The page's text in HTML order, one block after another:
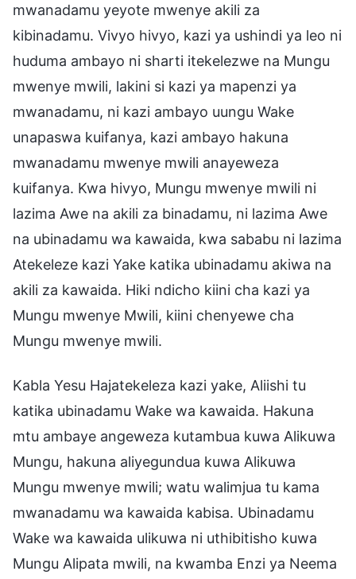
mwanadamu yeyote mwenye akili za
kibinadamu. Vivyo hivyo, kazi ya ushindi ya leo ni
huduma ambayo ni sharti itekelezwe na Mungu
mwenye mwili, lakini si kazi ya mapenzi ya
mwanadamu, ni kazi ambayo uungu Wake
unapaswa kuifanya, kazi ambayo hakuna
mwanadamu mwenye mwili anayeweza
kuifanya. Kwa hivyo, Mungu mwenye mwili ni
lazima Awe na akili za binadamu, ni lazima Awe
na ubinadamu wa kawaida, kwa sababu ni lazima
Atekeleze kazi Yake katika ubinadamu akiwa na
akili za kawaida. Hiki ndicho kiini cha kazi ya
Mungu mwenye Mwili, kiini chenyewe cha
Mungu mwenye mwili.
Kabla Yesu Hajatekeleza kazi yake, Aliishi tu
katika ubinadamu Wake wa kawaida. Hakuna
mtu ambaye angeweza kutambua kuwa Alikuwa
Mungu, hakuna aliyegundua kuwa Alikuwa
Mungu mwenye mwili; watu walimjua tu kama
mwanadamu wa kawaida kabisa. Ubinadamu
Wake wa kawaida ulikuwa ni uthibitisho kuwa
Mungu Alipata mwili, na kwamba Enzi ya Neema